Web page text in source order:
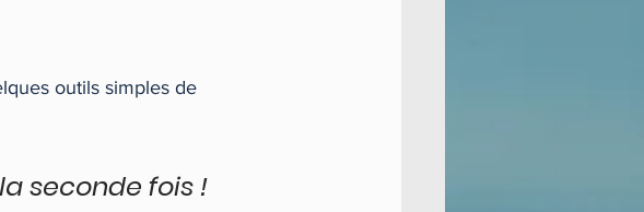
outils simples de
seconde fois !